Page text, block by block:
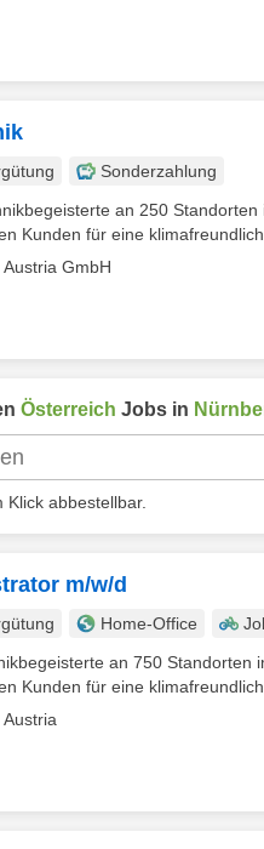
Sonderzahlung
an 250
Kunden für eine
GmbH
Österreich Jobs in
abbestellbar.
m/w/d
Home-Office
an 750 Standorten
Kunden für eine